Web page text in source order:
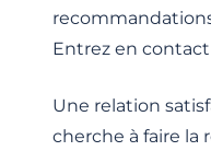
Entrez en
Une relation
cherche à faire la